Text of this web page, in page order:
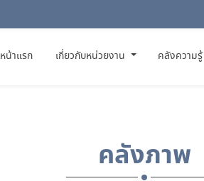
หน้าแรก(CURRENT)
เกี่ยวกับหน่วยงาน คลังความรู้
คลังภาพ